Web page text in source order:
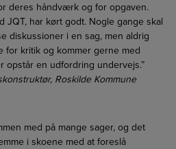
deres håndværk og for opgaven.
JQT, har kørt godt. Nogle gange skal
diskussioner i en sag, men aldrig
for kritik og kommer gerne med
opstår en udfordring undervejs.”
Roskilde Kommune
med på mange sager, og det
i skoene med at foreslå